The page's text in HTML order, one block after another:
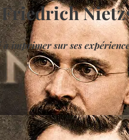
imprimer sur ses